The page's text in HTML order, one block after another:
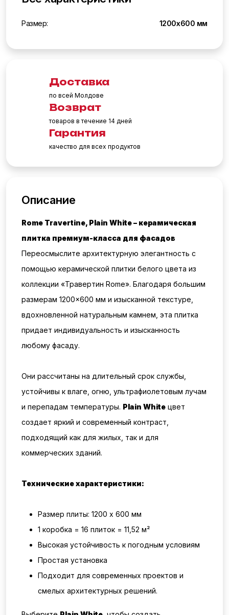
Размер: 1200x600 мм
Доставка
по всей Молдове
Возврат
товаров в течение 14 дней
Гарантия
качество для всех продуктов
Описание
Rome Travertine, Plain White – керамическая
плитка премиум-класса для фасадов
Переосмыслите архитектурную элегантность с
помощью керамической плитки белого цвета из
коллекции «Травертин Rome». Благодаря большим
размерам 1200×600 мм и изысканной текстуре,
вдохновленной натуральным камнем, эта плитка
придает индивидуальность и изысканность
любому фасаду.
Они рассчитаны на длительный срок службы,
устойчивы к влаге, огню, ультрафиолетовым лучам
и перепадам температуры. Plain White цвет
создает яркий и современный контраст,
подходящий как для жилых, так и для
коммерческих зданий.
Технические характеристики:
Размер плиты: 1200 x 600 мм
1 коробка = 16 плиток = 11,52 м²
Высокая устойчивость к погодным условиям
Простая установка
Подходит для современных проектов и
смелых архитектурных решений.